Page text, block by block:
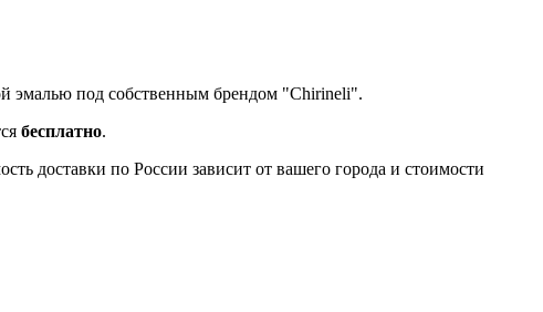
эмалью под собственным брендом "Chirineli".
бесплатно.
доставки по России зависит от вашего города и стоимости